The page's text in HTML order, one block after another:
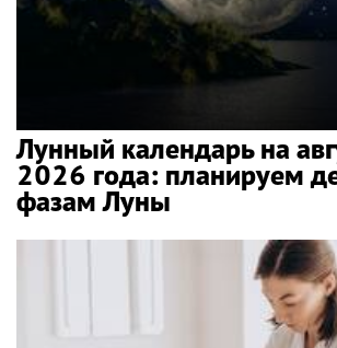
Лунный календарь на
2026 года: планируем
фазам Луны